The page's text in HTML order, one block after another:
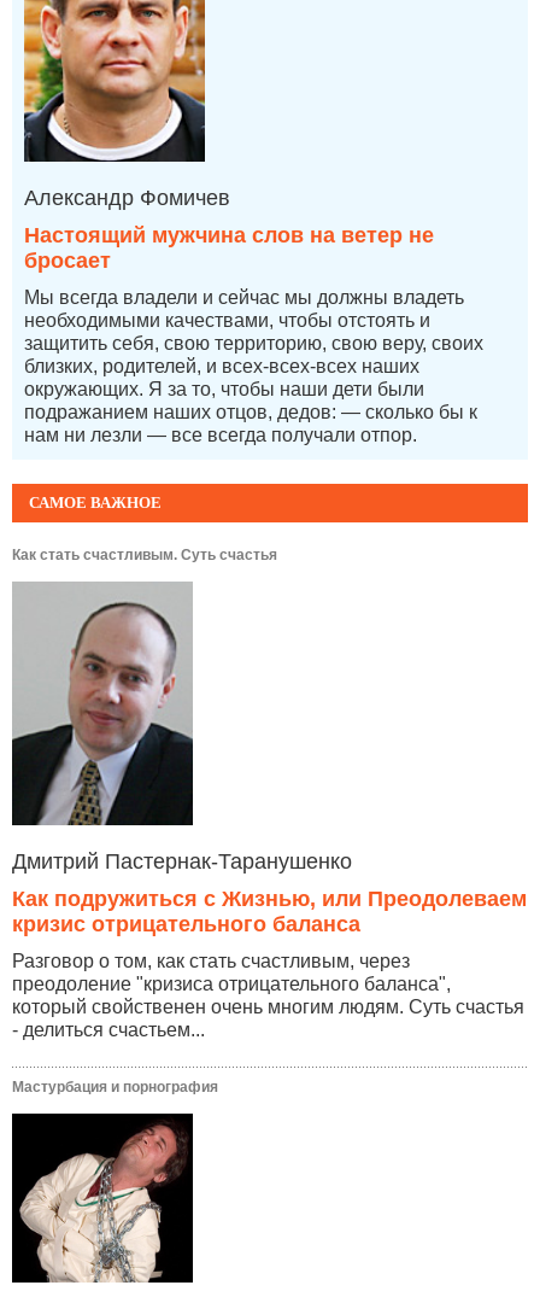
САМОЕ ВАЖНОЕ
Как стать счастливым. Суть счастья
Дмитрий Пастернак-Таранушенко
Как подружиться с Жизнью, или Преодолеваем
кризис отрицательного баланса
Разговор о том, как стать счастливым, через
преодоление "кризиса отрицательного баланса",
который свойственен очень многим людям. Суть счастья
- делиться счастьем...
Мастурбация и порнография
Александр Фомичев
Настоящий мужчина слов на ветер не
бросает
Мы всегда владели и сейчас мы должны владеть
необходимыми качествами, чтобы отстоять и
защитить себя, свою территорию, свою веру, своих
близких, родителей, и всех-всех-всех наших
окружающих. Я за то, чтобы наши дети были
подражанием наших отцов, дедов: — сколько бы к
нам ни лезли — все всегда получали отпор.